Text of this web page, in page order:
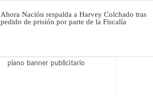
Ahora Nación respalda a Harvey Colchado tras
pedido de prisión por parte de la Fiscalía